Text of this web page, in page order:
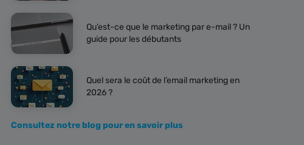
Qu’est-ce que le marketing par e-mail ? Un
guide pour les débutants
Quel sera le coût de l’email marketing en
2026 ?
Consultez notre blog pour en savoir plus